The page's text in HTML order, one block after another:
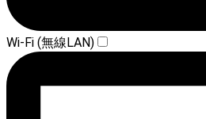
Wi-Fi (無線LAN)